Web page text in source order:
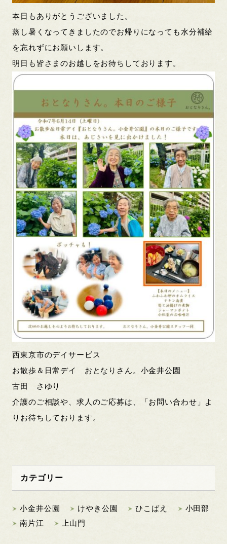
本日もありがとうございました。
蒸し暑くなってきましたのでお帰りになっても水分補給
を忘れずにお願いします。
明日も皆さまのお越しをお待ちしております。
西東京市のデイサービス
お散歩＆日常デイ おとなりさん。小金井公園
古田 さゆり
介護のご相談や、求人のご応募は、「お問い合わせ」よ
りお待ちしております。
カテゴリー
小金井公園 けやき公園 ひこばえ
小田部
南片江
上山門